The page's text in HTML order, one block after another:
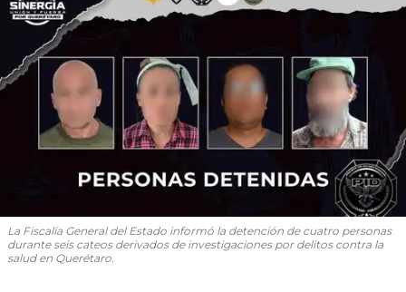
La Fiscalía General del Estado informó la detención de cuatro personas
durante seis cateos derivados de investigaciones por delitos contra la
salud en Querétaro.